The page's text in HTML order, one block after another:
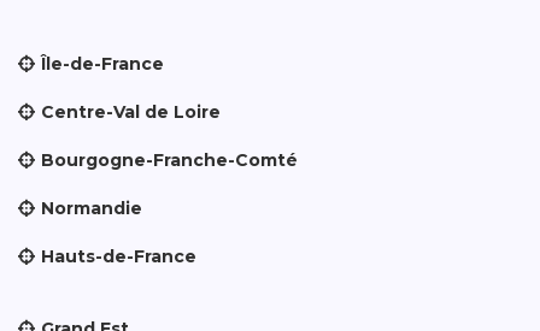
Île-de-France
Centre-Val de Loire
Bourgogne-Franche-Comté
Normandie
Hauts-de-France